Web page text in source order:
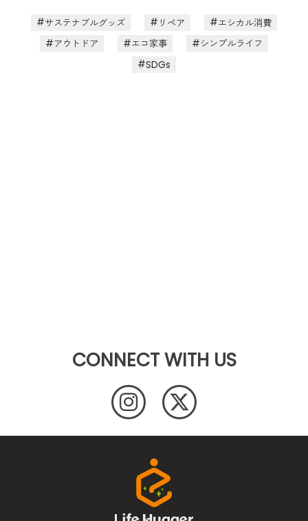
サステナブルグッズ リペア
エシカル消費
アウトドア
エコ家事
シンプルライフ
SDGs
CONNECT WITH US